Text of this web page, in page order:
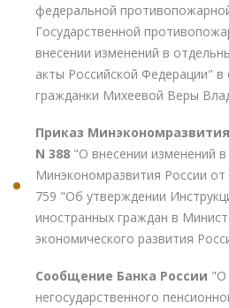
федеральной
Государственной
внесении изменений в
акты Российской Федерации" в
гражданки Михеевой Веры
Приказ Минэкономразвития
N 388 "О внесении изменений в
Минэкономразвития России от
759 "Об утверждении
иностранных граждан в
экономического развития
Сообщение Банка России "О
негосударственного